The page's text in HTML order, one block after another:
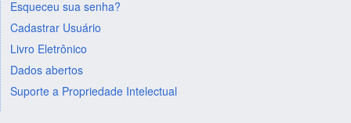
Esqueceu sua senha?
Cadastrar Usuário
Livro Eletrônico
Dados abertos
Suporte a Propriedade Intelectual